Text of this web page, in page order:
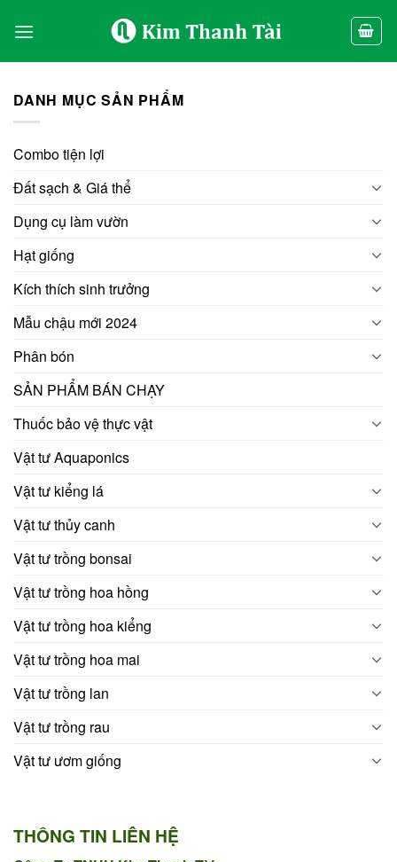
THÔNG TIN LIÊN HỆ
DANH MỤC SẢN PHẨM
Combo tiện lợi
Đất sạch & Giá thể
Dụng cụ làm vườn
Hạt giống
Kích thích sinh trưởng
Mẫu chậu mới 2024
Phân bón
SẢN PHẨM BÁN CHẠY
Thuốc bảo vệ thực vật
Vật tư Aquaponics
Vật tư kiểng lá
Vật tư thủy canh
Vật tư trồng bonsai
Vật tư trồng hoa hồng
Vật tư trồng hoa kiểng
Vật tư trồng hoa mai
Vật tư trồng lan
Vật tư trồng rau
Vật tư ươm giống